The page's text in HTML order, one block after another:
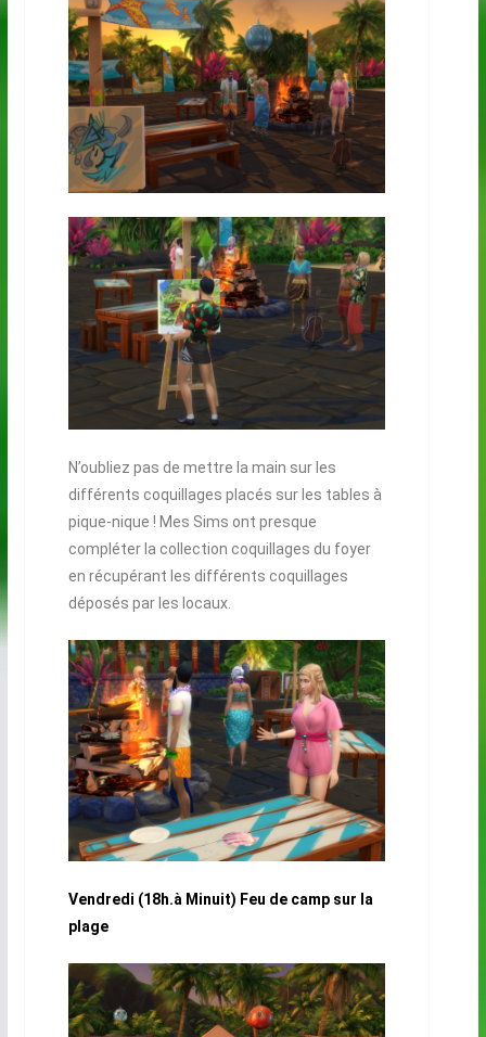
N’oubliez pas de mettre la main sur les
différents coquillages placés sur les tables à
pique-nique ! Mes Sims ont presque
compléter la collection coquillages du foyer
en récupérant les différents coquillages
déposés par les locaux.
Vendredi (18h.à Minuit) Feu de camp sur la
plage